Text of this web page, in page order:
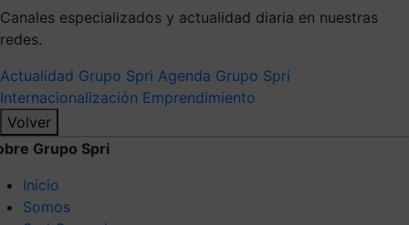
Canales especializados y actualidad diaria en nuestras
redes.
Actualidad Grupo Spri Agenda Grupo Spri
Internacionalización Emprendimiento
Volver
Grupo Spri
Inicio
Somos